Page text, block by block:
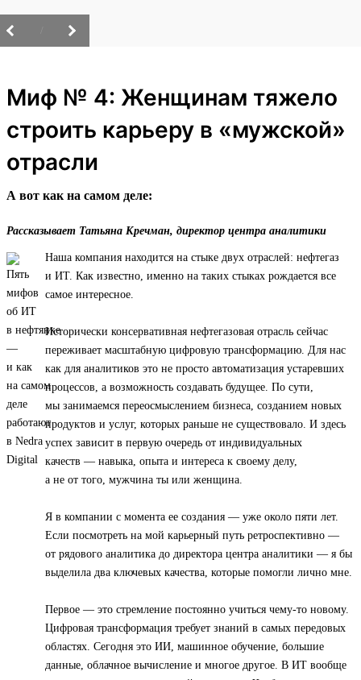
Миф № 4: Женщинам тяжело
строить карьеру в «мужской»
отрасли
А вот как на самом деле:
Рассказывает Татьяна Кречман, директор центра аналитики
Наша компания находится на стыке двух отраслей: нефтегаз
и ИТ. Как известно, именно на таких стыках рождается все
самое интересное.
Исторически консервативная нефтегазовая отрасль сейчас
переживает масштабную цифровую трансформацию. Для нас
как для аналитиков это не просто автоматизация устаревших
процессов, а возможность создавать будущее. По сути,
мы занимаемся переосмыслением бизнеса, созданием новых
продуктов и услуг, которых раньше не существовало. И здесь
успех зависит в первую очередь от индивидуальных
качеств — навыка, опыта и интереса к своему делу,
а не от того, мужчина ты или женщина.
Я в компании с момента ее создания — уже около пяти лет.
Если посмотреть на мой карьерный путь ретроспективно —
от рядового аналитика до директора центра аналитики — я бы
выделила два ключевых качества, которые помогли лично мне.
Первое — это стремление постоянно учиться чему-то новому.
Цифровая трансформация требует знаний в самых передовых
областях. Сегодня это ИИ, машинное обучение, большие
данные, облачное вычисление и многое другое. В ИТ вообще